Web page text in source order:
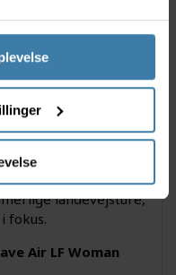
for en let og
til kvinder, der
en handske,
føles tung. Velegnet
landevejsture,
fokus.
Air LF Woman